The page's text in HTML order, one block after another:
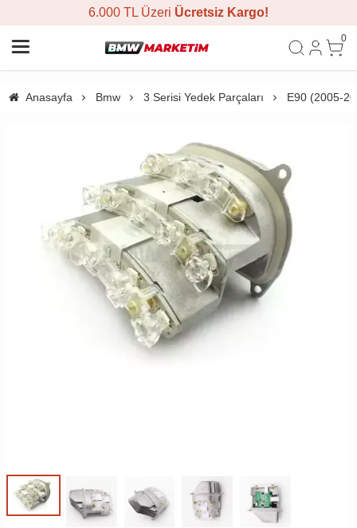
6.000 TL Üzeri Ücretsiz Kargo!
0
Anasayfa Bmw 3 Serisi Yedek Parçaları E90 (2005-